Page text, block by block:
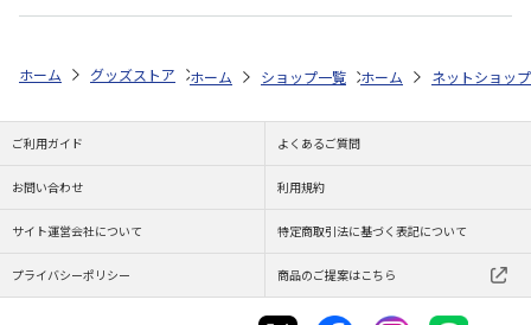
ホーム グッズストア スポーツ・スポーツ選手 NPB（日本野球機構）
ホーム ショップ一覧 レッツ 26SNOOPY
ホーム ネットショップ
ご利用ガイド よくあるご質問
お問い合わせ 利用規約
サイト運営会社について 特定商取引法に基づく表記について
プライバシーポリシー 商品のご提案はこちら